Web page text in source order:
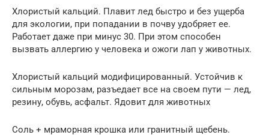
Хлористый кальций. Плавит лед быстро и без ущерба
для экологии, при попадании в почву удобряет ее.
Работает даже при минус 30. При этом способен
вызвать аллергию у человека и ожоги лап у животных.
Хлористый кальций модифицированный. Устойчив к
сильным морозам, разъедает все на своем пути — лед,
резину, обувь, асфальт. Ядовит для животных
Соль + мраморная крошка или гранитный щебень.